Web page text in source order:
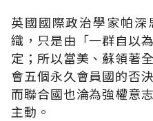
英國國際政治學家帕
織，只是由「一群自以
定；所以當美、蘇領著
會五個永久會員國的否
而聯合國也淪為強權意
主動。